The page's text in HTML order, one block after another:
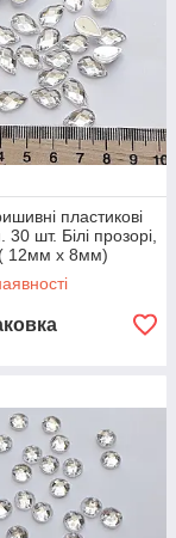
пластикові
30 шт. Білі прозорі,
( 12мм х 8мм)